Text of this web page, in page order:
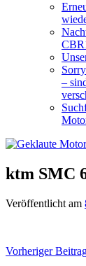
–
ktm SMC
Veröffentlicht am
Vorheriger